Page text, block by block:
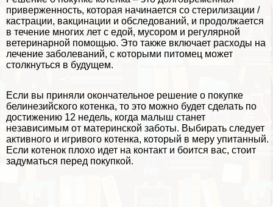
приверженность, которая начинается со стерилизации /
кастрации, вакцинации и обследований, и продолжается
в течение многих лет с едой, мусором и регулярной
ветеринарной помощью. Это также включает расходы на
лечение заболеваний, с которыми питомец может
столкнуться в будущем.
Если вы приняли окончательное решение о покупке
белинезийского котенка, то это можно будет сделать по
достижению 12 недель, когда малыш станет
независимым от материнской заботы. Выбирать следует
активного и игривого котенка, который в меру упитанный.
Если котенок плохо идет на контакт и боится вас, стоит
задуматься перед покупкой.